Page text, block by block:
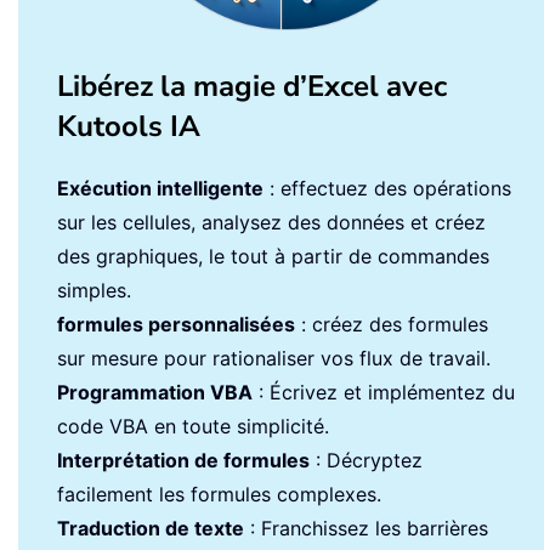
Libérez la magie d’Excel avec
Kutools IA
Exécution intelligente : effectuez des opérations
sur les cellules, analysez des données et créez
des graphiques, le tout à partir de commandes
simples.
formules personnalisées : créez des formules
sur mesure pour rationaliser vos flux de travail.
Programmation VBA : Écrivez et implémentez du
code VBA en toute simplicité.
Interprétation de formules : Décryptez
facilement les formules complexes.
Traduction de texte : Franchissez les barrières